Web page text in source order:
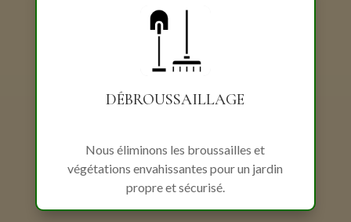
DÉBROUSSAILLAGE
Nous éliminons les broussailles et
végétations envahissantes pour un jardin
propre et sécurisé.